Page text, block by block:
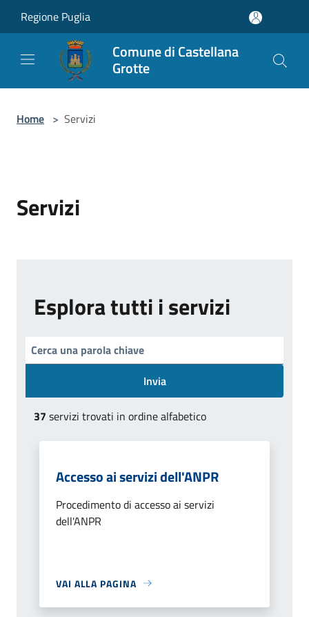
Regione Puglia
Comune di Castellana
Grotte
Home > Servizi
Servizi
Esplora tutti i servizi
Invia
37 servizi trovati in ordine alfabetico
Accesso ai servizi dell'ANPR
Procedimento di accesso ai servizi
dell'ANPR
VAI ALLA PAGINA